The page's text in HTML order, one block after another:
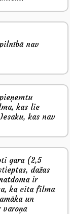
nav
kas lie
kas nav
gara (2,5
dažas
ir
ka cita filma
un
varoņa